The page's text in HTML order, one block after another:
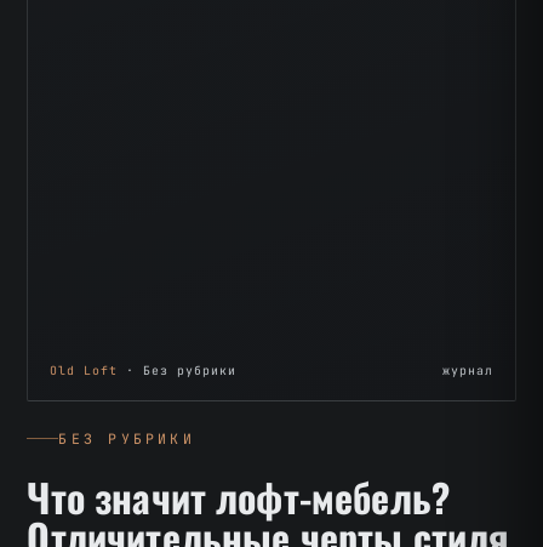
Old Loft · Без рубрики журнал
БЕЗ РУБРИКИ
Что значит лофт-мебель?